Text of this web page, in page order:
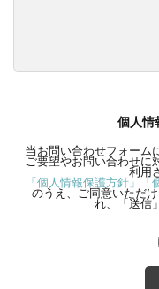
個人情
当お問い合わせフォーム
ご要望やお問い合わせに
利用
「個人情報保護方針」「
のうえ、ご同意いただ
れ、「送信